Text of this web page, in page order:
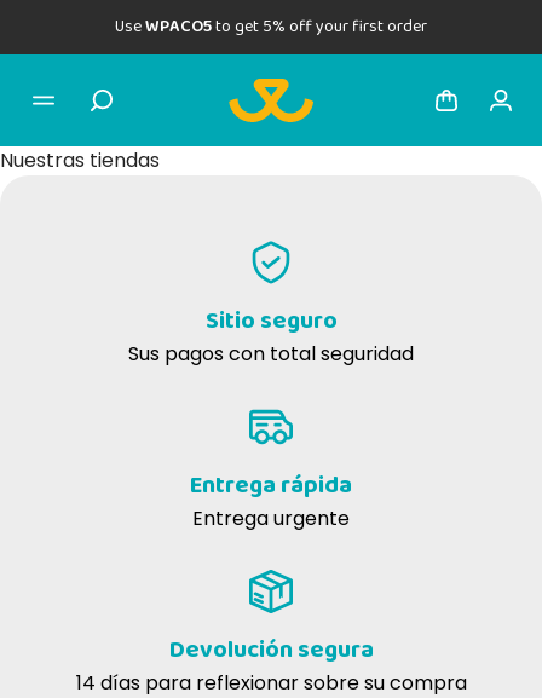
UseWPACO5to get 5% off your first order
Nuestras tiendas
Sitio seguro
Sus pagos con total seguridad
Entrega rápida
Entrega urgente
Devolución segura
14 días para reflexionar sobre su compra